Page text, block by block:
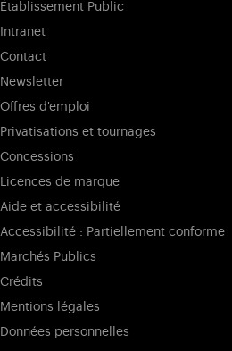
Établissement Public
Intranet
Contact
Newsletter
Offres d'emploi
Privatisations et tournages
Concessions
Licences de marque
Aide et accessibilité
Accessibilité : Partiellement conforme
Marchés Publics
Crédits
Mentions légales
Données personnelles